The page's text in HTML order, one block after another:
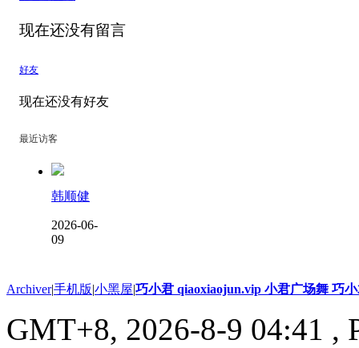
现在还没有留言
好友
现在还没有好友
最近访客
韩顺健
2026-06-
09
Archiver|手机版|小黑屋|巧小君 qiaoxiaojun.vip 小君广场舞 巧
GMT+8, 2026-8-9 04:41 ,